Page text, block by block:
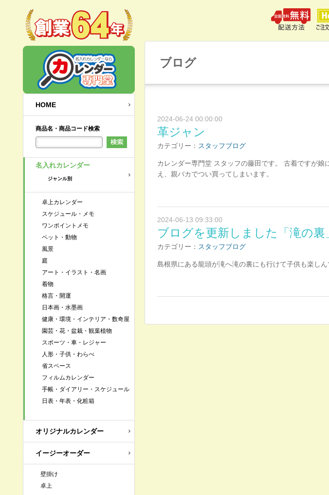
ブログ
2024-06-24 00:00:00
革ジャン
カテゴリー： スタッフブログ
カレンダー専門堂 スタッフの藤田です。 古着ですが
え、親バカでつい買ってしまいます。
2024-06-13 09:33:00
ブログを更新しました「滝の裏
カテゴリー： スタッフブログ
島根県にある龍頭が滝へ滝の裏にも行けて子供も楽しん
HOME
商品名・商品コード検索
名入れカレンダー
ジャンル別
卓上カレンダー
スケジュール・メモ
ワンポイントメモ
ペット・動物
風景
庭
アート・イラスト・名画
着物
格言・開運
日本画・水墨画
健康・環境・インテリア・数奇屋
園芸・花・盆栽・観葉植物
スポーツ・車・レジャー
人形・子供・わらべ
省スペース
フィルムカレンダー
手帳・ダイアリー・スケジュール
日表・年表・化粧箱
オリジナルカレンダー
イージーオーダー
壁掛け
卓上